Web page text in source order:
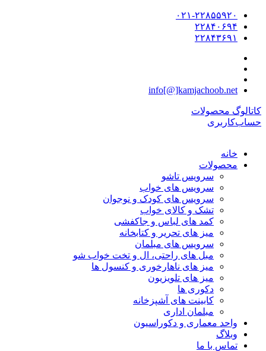
۰۲۱-۲۲۸۵۵۹۲۰
۲۲۸۴۰۶۹۴
۲۲۸۴۳۶۹۱
info[@]kamjachoob.net
کاتالوگ محصولات
حساب‌کاربری
خانه
محصولات
سرویس تاشو
سرویس های خواب
سرویس های کودک و نوجوان
تشک و کالای خواب
کمد های لباس و جاکفشی
میز های تحریر و کتابخانه
سرویس های مبلمان
مبل های راحتی، ال و تخت خواب شو
میز های ناهارخوری و کنسول ها
میز های تلویزیون
دکوری ها
کابینت های آشپزخانه
مبلمان اداری
واحد معماری و دکوراسیون
وبلاگ
تماس با ما